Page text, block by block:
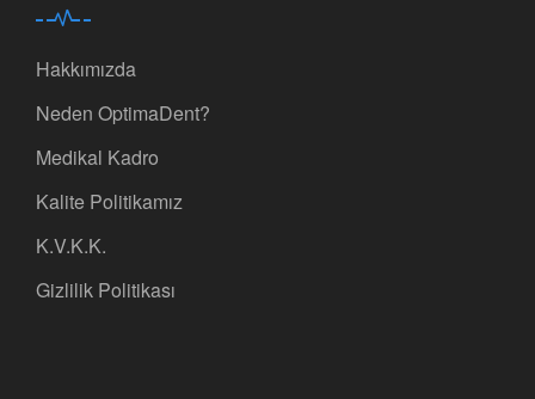
Hakkımızda
Neden OptimaDent?
Medikal Kadro
Kalite Politikamız
K.V.K.K.
Gizlilik Politikası